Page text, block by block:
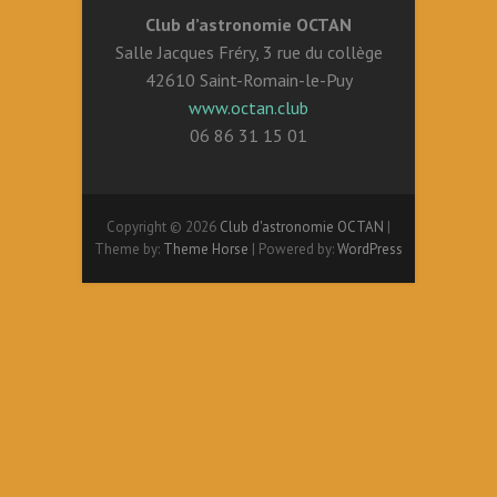
Club d’astronomie OCTAN
Salle Jacques Fréry, 3 rue du collège
42610 Saint-Romain-le-Puy
www.octan.club
06 86 31 15 01
Copyright © 2026 Club d'astronomie OCTAN |
Theme by: Theme Horse | Powered by:WordPress